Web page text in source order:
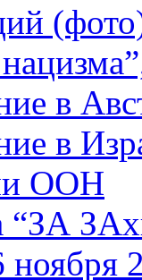
в
в
ООН
“ЗА
ноября